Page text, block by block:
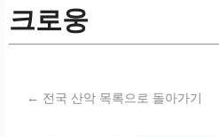
크로웅
← 전국 산악 목록으로 돌아가기